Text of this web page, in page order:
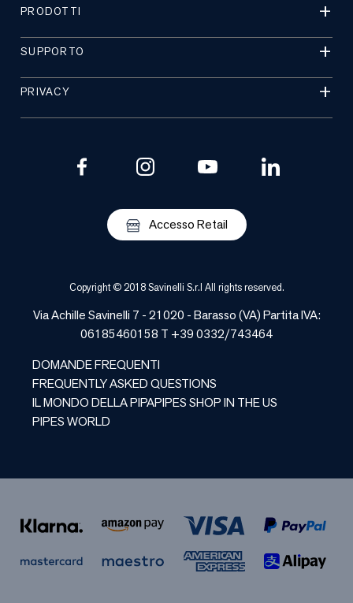
PRODOTTI
SUPPORTO
PRIVACY
Accesso Retail
Copyright © 2018 Savinelli S.r.l All rights reserved.
Via Achille Savinelli 7 - 21020 -Barasso(VA) Partita IVA:
06185460158 T +39 0332/743464
DOMANDE FREQUENTI
FREQUENTLY ASKED QUESTIONS
IL MONDO DELLA PIPAPIPES SHOP IN THE US
PIPES WORLD